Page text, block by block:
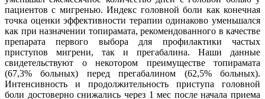
пациентов с мигренью. Индекс головной боли как конечная
точка оценки эффективности терапии одинаково уменьшался
как при назначении топирамата, рекомендованного в качестве
препарата первого выбора для профилактики частых
приступов мигрени, так и прегабалина. Наши данные
свидетельствуют о некотором преимуществе топирамата
(67,3% больных) перед прегабалином (62,5% больных).
Интенсивность и продолжительность приступа головной
боли достоверно снижались через 1 мес после начала приема